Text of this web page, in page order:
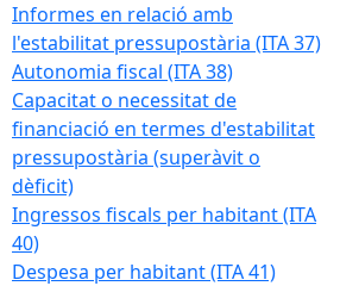
Informes en relació amb
l'estabilitat pressupostària (ITA 37)
Autonomia fiscal (ITA 38)
Capacitat o necessitat de
financiació en termes d'estabilitat
pressupostària (superàvit o
dèficit)
Ingressos fiscals per habitant (ITA
40)
Despesa per habitant (ITA 41)